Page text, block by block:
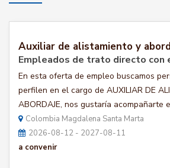
Auxiliar de alistamiento y
Empleados de trato directo con
En esta oferta de empleo buscamos
perfilen en el cargo de AUXILIAR DE
ABORDAJE, nos gustaría acompañarte
Colombia Magdalena Santa Marta
2026-08-12 - 2027-08-11
a convenir